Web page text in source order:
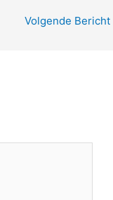
Volgende Bericht